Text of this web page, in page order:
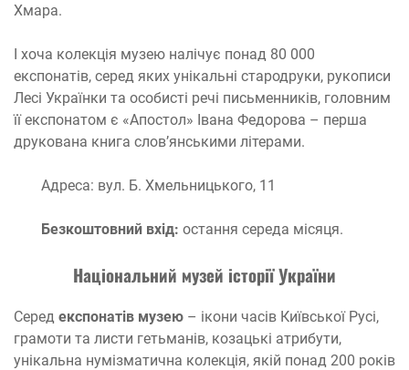
Хмара.
І хоча колекція музею налічує понад 80 000
експонатів, серед яких унікальні стародруки, рукописи
Лесі Українки та особисті речі письменників, головним
її експонатом є «Апостол» Івана Федорова – перша
друкована книга слов’янськими літерами.
Адреса: вул. Б. Хмельницького, 11
Безкоштовний вхід: остання середа місяця.
Національний музей історії України
Серед експонатів музею – ікони часів Київської Русі,
грамоти та листи гетьманів, козацькі атрибути,
унікальна нумізматична колекція, якій понад 200 років